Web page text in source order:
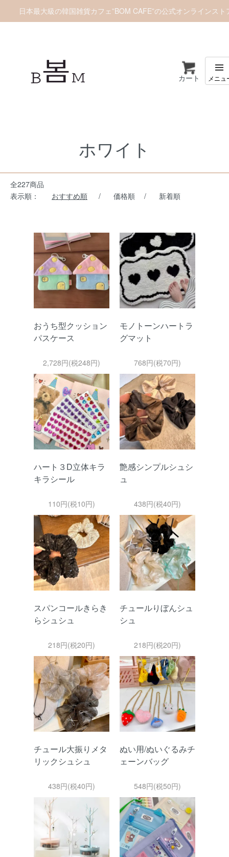
日本最大級の韓国雑貨カフェ”BOM CAFE”の公式オンラインスト
カート
ホワイト
全227商品
表示順：
おすすめ順 / 価格順 / 新着順
おうち型クッション
パスケース
2,728円(税248円)
モノトーンハートラ
グマット
768円(税70円)
ハート３D立体キラ
キラシール
110円(税10円)
艶感シンプルシュシ
ュ
438円(税40円)
スパンコールきらき
らシュシュ
218円(税20円)
チュールりぼんシュ
シュ
218円(税20円)
チュール大振りメタ
リックシュシュ
438円(税40円)
ぬい用/ぬいぐるみチ
ェーンバッグ
548円(税50円)